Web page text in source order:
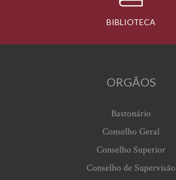
BIBLIOTECA
ORGÃOS
Bastonário
Conselho Geral
Conselho Superior
Conselho de Supervisão